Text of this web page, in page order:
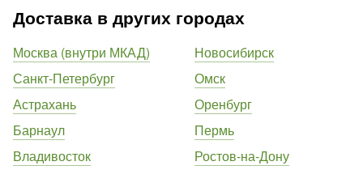
Доставка в других городах
Москва (внутри МКАД)
Санкт-Петербург
Астрахань
Барнаул
Владивосток
Новосибирск
Омск
Оренбург
Пермь
Ростов-на-Дону